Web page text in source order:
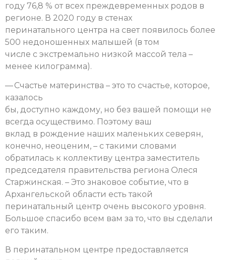
году 76,8 % от всех преждевременных родов в
регионе. В 2020 году в стенах
перинатального центра на свет появилось более
500 недоношенных малышей (в том
числе с экстремально низкой массой тела –
менее килограмма).
— Счастье материнства – это то счастье, которое,
казалось
бы, доступно каждому, но без вашей помощи не
всегда осуществимо. Поэтому ваш
вклад в рождение наших маленьких северян,
конечно, неоценим, – с такими словами
обратилась к коллективу центра заместитель
председателя правительства региона Олеся
Старжинская. – Это знаковое событие, что в
Архангельской области есть такой
перинатальный центр очень высокого уровня.
Большое спасибо всем вам за то, что вы сделали
его таким.
В перинатальном центре предоставляется